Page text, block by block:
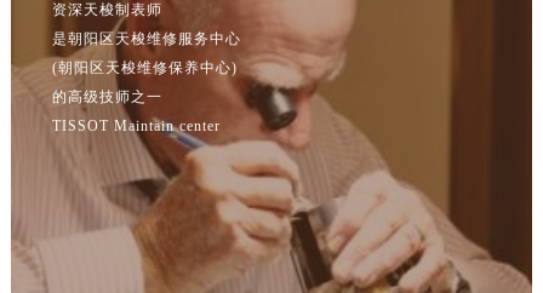
资深天梭制表师
是朝阳区天梭维修服务中心
(朝阳区天梭维修保养中心)
的高级技师之一
TISSOT Maintain center